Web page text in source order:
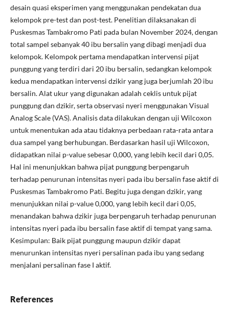
desain quasi eksperimen yang menggunakan pendekatan dua
kelompok pre-test dan post-test. Penelitian dilaksanakan di
Puskesmas Tambakromo Pati pada bulan November 2024, dengan
total sampel sebanyak 40 ibu bersalin yang dibagi menjadi dua
kelompok. Kelompok pertama mendapatkan intervensi pijat
punggung yang terdiri dari 20 ibu bersalin, sedangkan kelompok
kedua mendapatkan intervensi dzikir yang juga berjumlah 20 ibu
bersalin. Alat ukur yang digunakan adalah ceklis untuk pijat
punggung dan dzikir, serta observasi nyeri menggunakan Visual
Analog Scale (VAS). Analisis data dilakukan dengan uji Wilcoxon
untuk menentukan ada atau tidaknya perbedaan rata-rata antara
dua sampel yang berhubungan. Berdasarkan hasil uji Wilcoxon,
didapatkan nilai p-value sebesar 0,000, yang lebih kecil dari 0,05.
Hal ini menunjukkan bahwa pijat punggung berpengaruh
terhadap penurunan intensitas nyeri pada ibu bersalin fase aktif di
Puskesmas Tambakromo Pati. Begitu juga dengan dzikir, yang
menunjukkan nilai p-value 0,000, yang lebih kecil dari 0,05,
menandakan bahwa dzikir juga berpengaruh terhadap penurunan
intensitas nyeri pada ibu bersalin fase aktif di tempat yang sama.
Kesimpulan: Baik pijat punggung maupun dzikir dapat
menurunkan intensitas nyeri persalinan pada ibu yang sedang
menjalani persalinan fase I aktif.
References